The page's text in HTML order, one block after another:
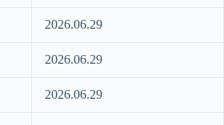
2026.06.29
2026.06.29
2026.06.29